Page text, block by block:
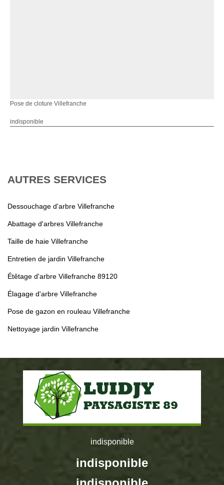
Pose de cloture Villefranche
indisponible
AUTRES SERVICES
Dessouchage d'arbre Villefranche
Abattage d'arbres Villefranche
Taille de haie Villefranche
Entretien de jardin Villefranche
Étêtage d'arbre Villefranche 89120
Élagage d'arbre Villefranche
Pose de gazon en rouleau Villefranche
Nettoyage jardin Villefranche
indisponible
indisponible